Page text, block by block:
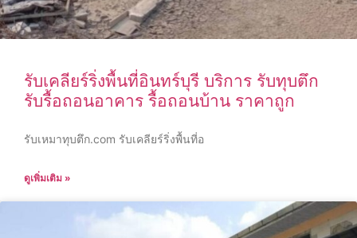
รับเคลียร์ริ่งพื้นที่อินทร์บุรี บริการ รับทุบตึก
รับรื้อถอนอาคาร รื้อถอนบ้าน ราคาถูก
รับเหมาทุบตึก.com รับเคลียร์ริ่งพื้นที่อ
ดูเพิ่มเติม »